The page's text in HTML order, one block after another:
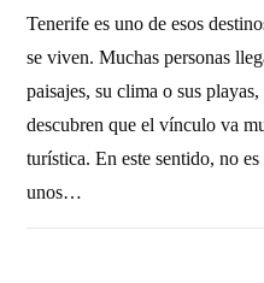
Tenerife es uno de esos
se viven. Muchas personas
paisajes, su clima o sus
descubren que el vínculo va
turística. En este sentido, no
unos…